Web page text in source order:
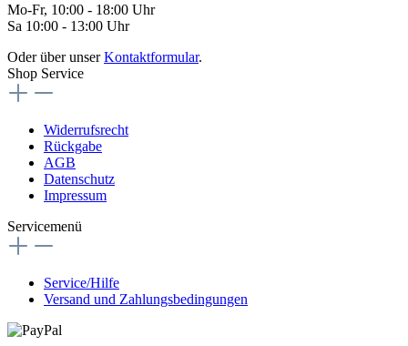
Mo-Fr, 10:00 - 18:00 Uhr
Sa 10:00 - 13:00 Uhr
Oder über unserKontaktformular.
Shop Service
Widerrufsrecht
Rückgabe
AGB
Datenschutz
Impressum
Servicemenü
Service/Hilfe
Versand und Zahlungsbedingungen